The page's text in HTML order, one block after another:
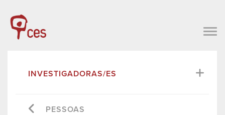
INVESTIGADORAS/ES
PESSOAS